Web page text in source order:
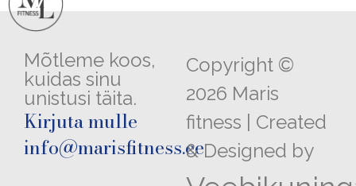
Mõtleme koos,
kuidas sinu
unistusi täita.
Kirjuta mulle
info@marisfitness.ee
Copyright ©
2026 Maris
fitness | Created
& Designed by